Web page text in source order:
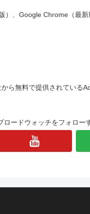
、Google Chrome（最新
ら無料で提供されている
ロードウォッチをフォロー